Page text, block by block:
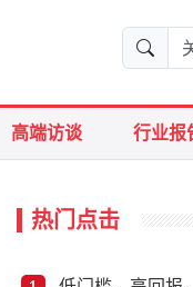
高端访谈 行业报
热门点击